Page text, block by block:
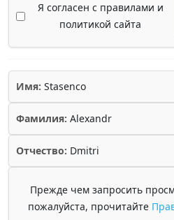
Я согласен с правилами и
политикой сайта
Имя: Stasenco
Фамилия: Alexandr
Отчество: Dmitri
Прежде чем запросить
пожалуйста, прочитайте